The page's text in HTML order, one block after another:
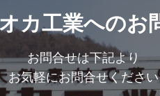
カ工業へのお
お問合せは下記より
お気軽にお問合せください